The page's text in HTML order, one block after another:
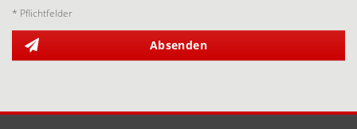
* Pflichtfelder
Absenden